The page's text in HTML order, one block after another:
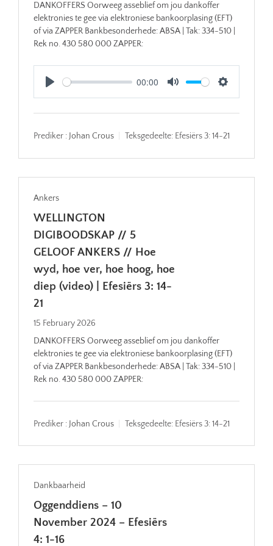
DANKOFFERS Oorweeg asseblief om jou dankoffer
elektronies te gee via elektroniese bankoorplasing (EFT)
of via ZAPPER Bankbesonderhede: ABSA | Tak: 334-510 |
Rek no. 430 580 000 ZAPPER:
Play
00:00
Mute Settings
Prediker :Johan Crous Teksgedeelte: Efesiërs 3: 14-21
Ankers
WELLINGTON
DIGIBOODSKAP // 5
GELOOF ANKERS // Hoe
wyd, hoe ver, hoe hoog, hoe
diep (video) | Efesiërs 3: 14-
21
15 February 2026
DANKOFFERS Oorweeg asseblief om jou dankoffer
elektronies te gee via elektroniese bankoorplasing (EFT)
of via ZAPPER Bankbesonderhede: ABSA | Tak: 334-510 |
Rek no. 430 580 000 ZAPPER:
Prediker : Johan Crous Teksgedeelte: Efesiërs 3: 14-21
Dankbaarheid
Oggenddiens – 10
November 2024 – Efesiërs
4: 1-16